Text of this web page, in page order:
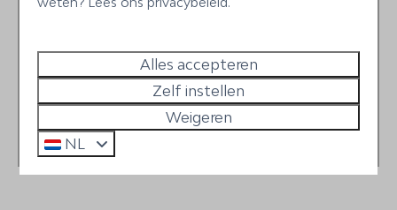
Alles accepteren
Zelf instellen
Weigeren
NL